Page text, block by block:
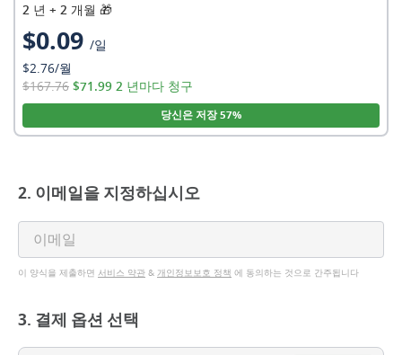
2 년 + 2 개월 🎁
$0.09 /일
$2.76/월
$167.76 $71.99 2 년마다 청구
당신은 저장 57%
2. 이메일을 지정하십시오
이 양식을 제출하면 서비스 약관 & 개인정보보호 정책 에 동의하는 것으로 간주됩니다
3. 결제 옵션 선택